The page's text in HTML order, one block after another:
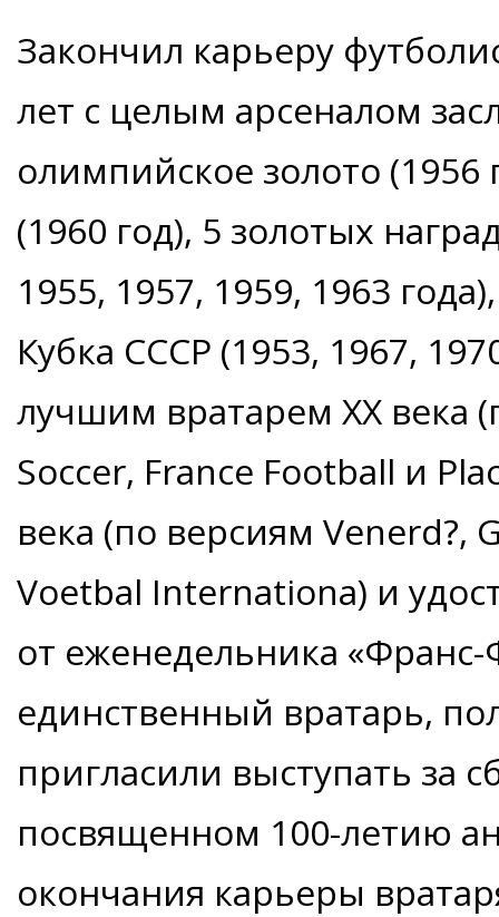
Закончил карьеру
лет с целым арсеналом
олимпийское золото (1956
(1960 год), 5 золотых
1955, 1957, 1959, 1963
Кубка СССР (1953, 1967,
лучшим вратарем ХХ
Soccer, France Football и
века (по версиям Venerd?,
Voetbal Internationa) и
от еженедельника
единственный вратарь,
пригласили выступать за
посвященном 100-летию
окончания карьеры